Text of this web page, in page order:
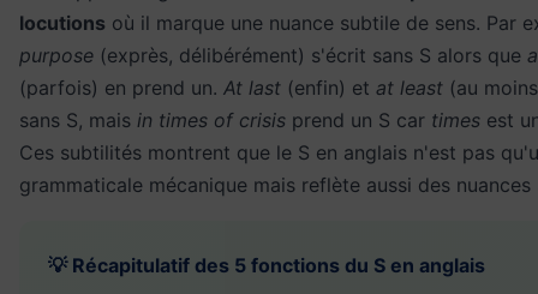
locutions où il marque une nuance subtile de sens. Par
purpose (exprès, délibérément) s'écrit sans S alors que
(parfois) en prend un. At last (enfin) et at least (au
sans S, mais in times of crisis prend un S car times est
Ces subtilités montrent que le S en anglais n'est pas
grammaticale mécanique mais reflète aussi des nuances
💡 Récapitulatif des 5 fonctions du S en anglais